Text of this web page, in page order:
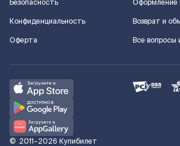
Безопасность
Конфиденциальность
Оферта
Оформление
Возврат и
Все вопросы
© 2011–2026 Купибилет